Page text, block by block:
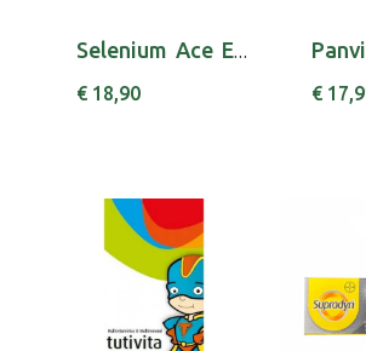
Selenium Ace Extr Comp X30 comps
€ 18,90 €